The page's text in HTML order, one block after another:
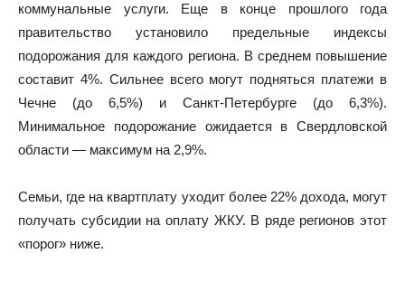
коммунальные услуги. Еще в конце прошлого года
правительство установило предельные индексы
подорожания для каждого региона. В среднем повышение
составит 4%. Сильнее всего могут подняться платежи в
Чечне (до 6,5%) и Санкт-Петербурге (до 6,3%).
Минимальное подорожание ожидается в Свердловской
области — максимум на 2,9%.
Семьи, где на квартплату уходит более 22% дохода, могут
получать субсидии на оплату ЖКУ. В ряде регионов этот
«порог» ниже.